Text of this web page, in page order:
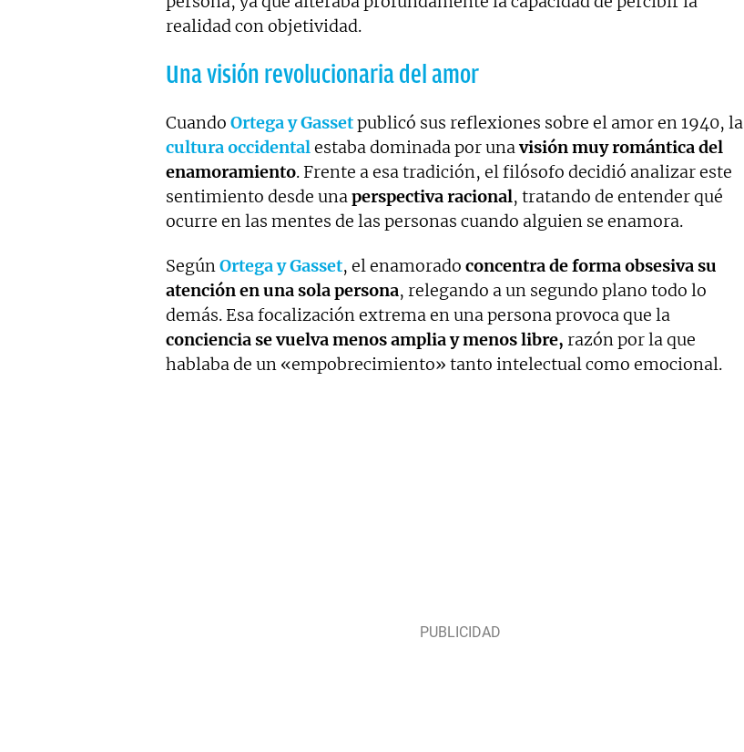
realidad con objetividad.
Una visión revolucionaria del amor
Cuando Ortega y Gassetpublicó sus reflexiones sobre el amor en 1940, la
cultura occidentalestaba dominada por unavisión muy romántica del
enamoramiento. Frente a esa tradición, el filósofo decidió analizar este
sentimiento desde unaperspectiva racional, tratando de entender qué
ocurre en las mentes de las personas cuando alguien se enamora.
SegúnOrtega y Gasset, el enamorado concentra de forma obsesiva su
atención en una sola persona, relegando a un segundo plano todo lo
demás. Esa focalización extrema en una persona provoca que la
conciencia se vuelva menos amplia y menos libre, razón por la que
hablaba de un «empobrecimiento» tanto intelectual como emocional.